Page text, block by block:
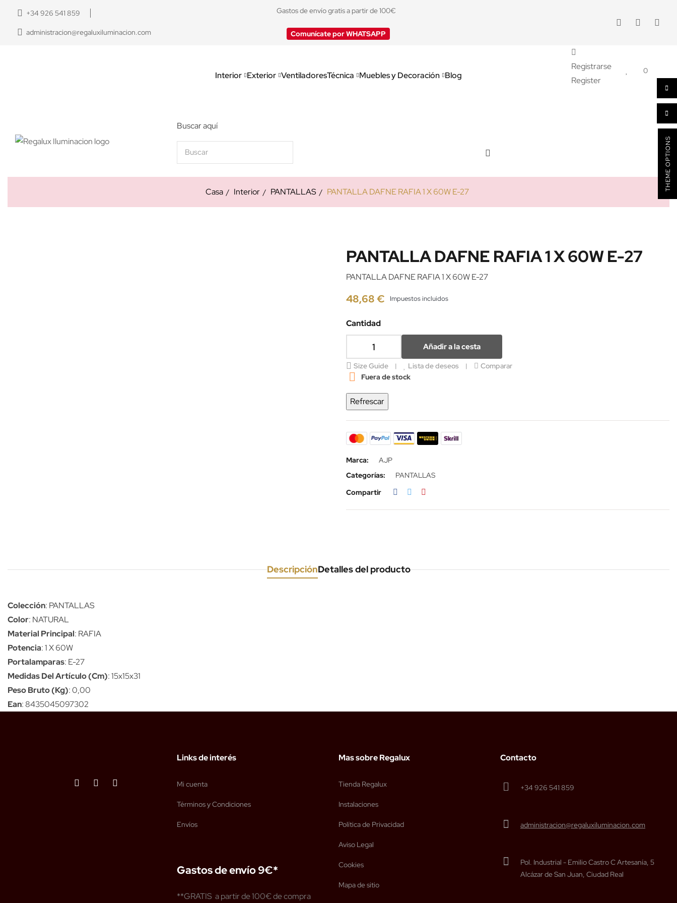
+34 926 541 859
administracion@regaluxiluminacion.com
Gastos de envío gratis a partir de 100€
Comunícate por WHATSAPP
Interior Exterior VentiladoresTécnica Muebles y Decoración Blog
Registrarse
Register
0
Buscar aquí
Casa Interior PANTALLAS PANTALLA DAFNE RAFIA 1 X 60W E-27
PANTALLA DAFNE RAFIA 1 X 60W E-27
PANTALLA DAFNE RAFIA 1 X 60W E-27
48,68 € Impuestos incluidos
Cantidad
Añadir a la cesta
Size Guide Lista de deseos Comparar
 Fuera de stock
Marca:
AJP
Categorías:
PANTALLAS
Compartir
DescripciónDetalles del producto
Colección: PANTALLAS
Color: NATURAL
Material Principal: RAFIA
Potencia: 1 X 60W
Portalamparas: E-27
Medidas Del Artículo (Cm): 15x15x31
Peso Bruto (Kg): 0,00
Ean: 8435045097302
Links de interés
Mi cuenta
Términos y Condiciones
Envíos
Gastos de envío 9€*
**GRATIS a partir de 100€ de compra
Mas sobre Regalux
Tienda Regalux
Instalaciones
Política de Privacidad
Aviso Legal
Cookies
Mapa de sitio
Contacto
+34 926 541 859
administracion@regaluxiluminacion.com
Pol. Industrial - Emilio Castro C Artesanía, 5
Alcázar de San Juan, Ciudad Real
THEME OPTIONS